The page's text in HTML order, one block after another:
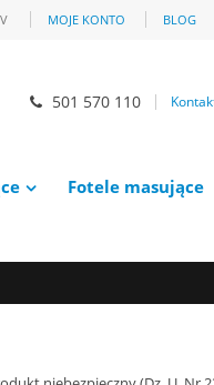
MOJE KONTO BLOG
501 570 110
Fotele masujące